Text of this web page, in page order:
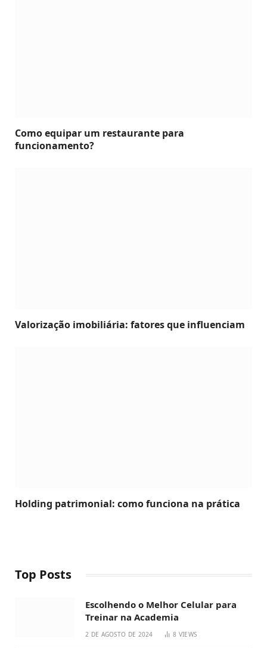
Como equipar um restaurante para
funcionamento?
Valorização imobiliária: fatores que influenciam
Holding patrimonial: como funciona na prática
Top Posts
Escolhendo o Melhor Celular para
Treinar na Academia
2 DE AGOSTO DE 2024 8 VIEWS